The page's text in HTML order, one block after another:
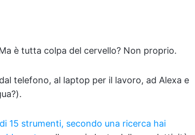
è tutta colpa del cervello? Non proprio.
telefono, al laptop per il lavoro, ad Alexa e
15 strumenti, secondo una ricerca hai